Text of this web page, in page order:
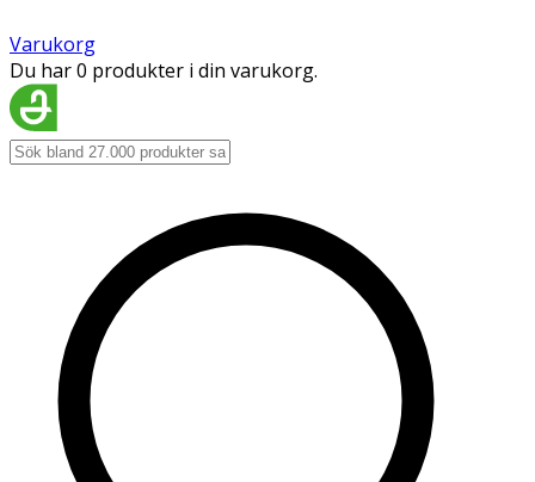
Varukorg
Du har 0 produkter i din varukorg.